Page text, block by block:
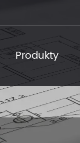
Produkty